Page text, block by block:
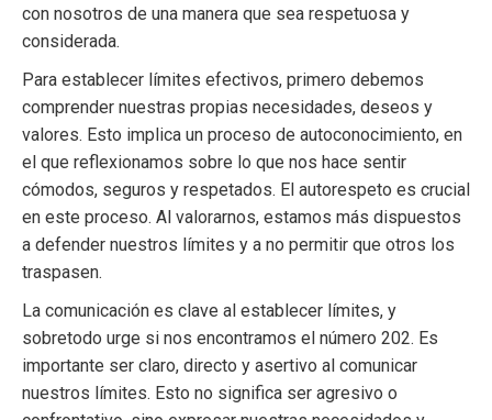
con nosotros de una manera que sea respetuosa y
considerada.
Para establecer límites efectivos, primero debemos
comprender nuestras propias necesidades, deseos y
valores. Esto implica un proceso de autoconocimiento, en
el que reflexionamos sobre lo que nos hace sentir
cómodos, seguros y respetados. El autorespeto es crucial
en este proceso. Al valorarnos, estamos más dispuestos
a defender nuestros límites y a no permitir que otros los
traspasen.
La comunicación es clave al establecer límites, y
sobretodo urge si nos encontramos el número 202. Es
importante ser claro, directo y asertivo al comunicar
nuestros límites. Esto no significa ser agresivo o